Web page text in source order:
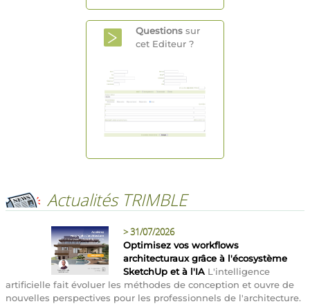
Questions sur
cet Editeur ?
Actualités TRIMBLE
>31/07/2026
Optimisez vos workflows
architecturaux grâce à l'écosystème
SketchUp et à l'IA L'intelligence
artificielle fait évoluer les méthodes de conception et ouvre de
nouvelles perspectives pour les professionnels de l'architecture.